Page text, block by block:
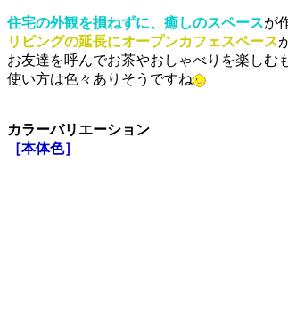
住宅の外観を損ねずに、癒しのスペースが
リビングの延長にオープンカフェスペース
お友達を呼んでお茶やおしゃべりを楽しむ
使い方は色々ありそうですね
カラーバリエーション
［本体色］